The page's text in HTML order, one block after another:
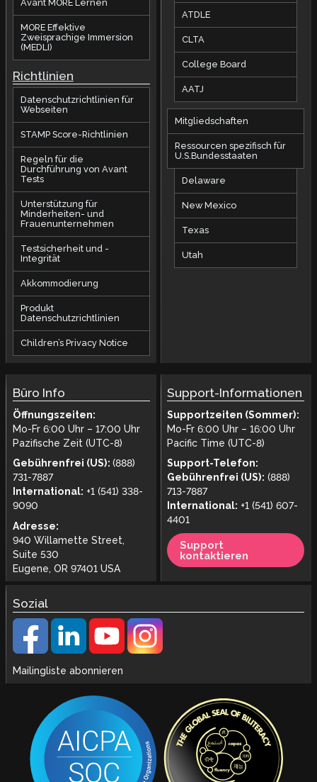
Avant MORE Lernen
MORE Effektive
Zweisprachige Immersion
(MEDLI)
Richtlinien
Datenschutzrichtlinien für
Webseiten
STAMP Score-Richtlinien
Regeln für die
Durchführung von Avant
Tests
Unterstützung für
Minderheiten- und
Frauenunternehmen
Testsicherheit und -
Integrität
Akkommodierung
Produkt
Datenschutzrichtlinien
Children’s Privacy Notice
ATDLE
CLTA
College Board
AATJ
Mitgliedschaften
Ressourcen spezifisch für
U.S.Bundesstaaten
Delaware
New Mexico
Texas
Utah
Büro Info
Öffnungszeiten:
Mo-Fr 6:00 Uhr – 17:00 Uhr
Pazifische Zeit (UTC-8)
Gebührenfrei (US): (888)
731-7887
International: +1 (541) 338-
9090
Adresse:
940 Willamette Street,
Suite 530
Eugene, OR 97401 USA
Support-Informationen
Supportzeiten (Sommer):
Mo-Fr 6:00 Uhr – 16:00 Uhr
Pacific Time (UTC-8)
Support-Telefon:
Gebührenfrei (US): (888)
713-7887
International: +1 (541) 607-
4401
Support
kontaktieren
Sozial
Mailingliste abonnieren